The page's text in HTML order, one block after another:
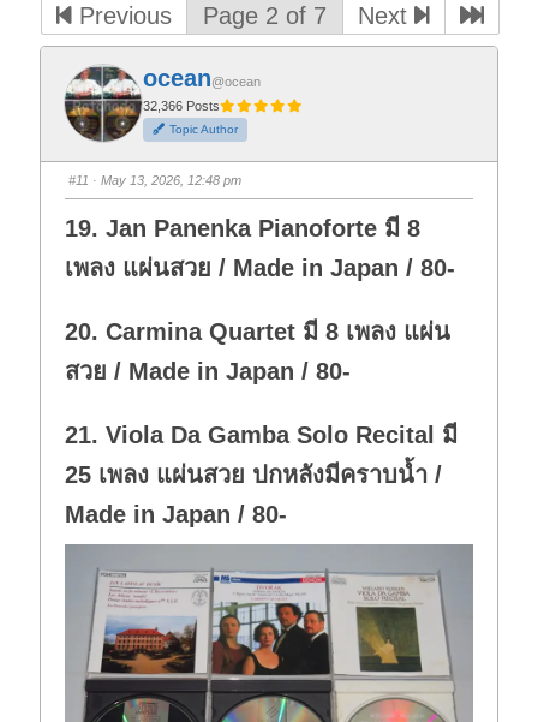
Previous Page 2 of 7 Next
ocean@ocean
32,366 Posts
Topic Author
#11 · May 13, 2026, 12:48 pm
19. Jan Panenka Pianoforte มี 8
เพลง แผ่นสวย / Made in Japan / 80-
20. Carmina Quartet มี 8 เพลง แผ่น
สวย / Made in Japan / 80-
21. Viola Da Gamba Solo Recital มี
25 เพลง แผ่นสวย ปกหลังมีคราบน้ำ /
Made in Japan / 80-